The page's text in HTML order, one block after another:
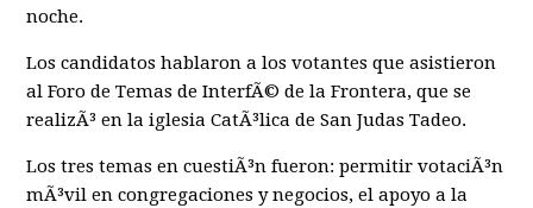
noche.
Los candidatos hablaron a los votantes que asistieron
al Foro de Temas de InterfÃ© de la Frontera, que se
realizÃ³ en la iglesia CatÃ³lica de San Judas Tadeo.
Los tres temas en cuestiÃ³n fueron: permitir votaciÃ³n
mÃ³vil en congregaciones y negocios, el apoyo a la